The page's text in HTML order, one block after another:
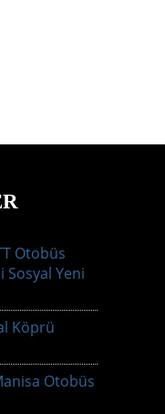
Otobüs
Sosyal Yeni
Köprü
Otobüs